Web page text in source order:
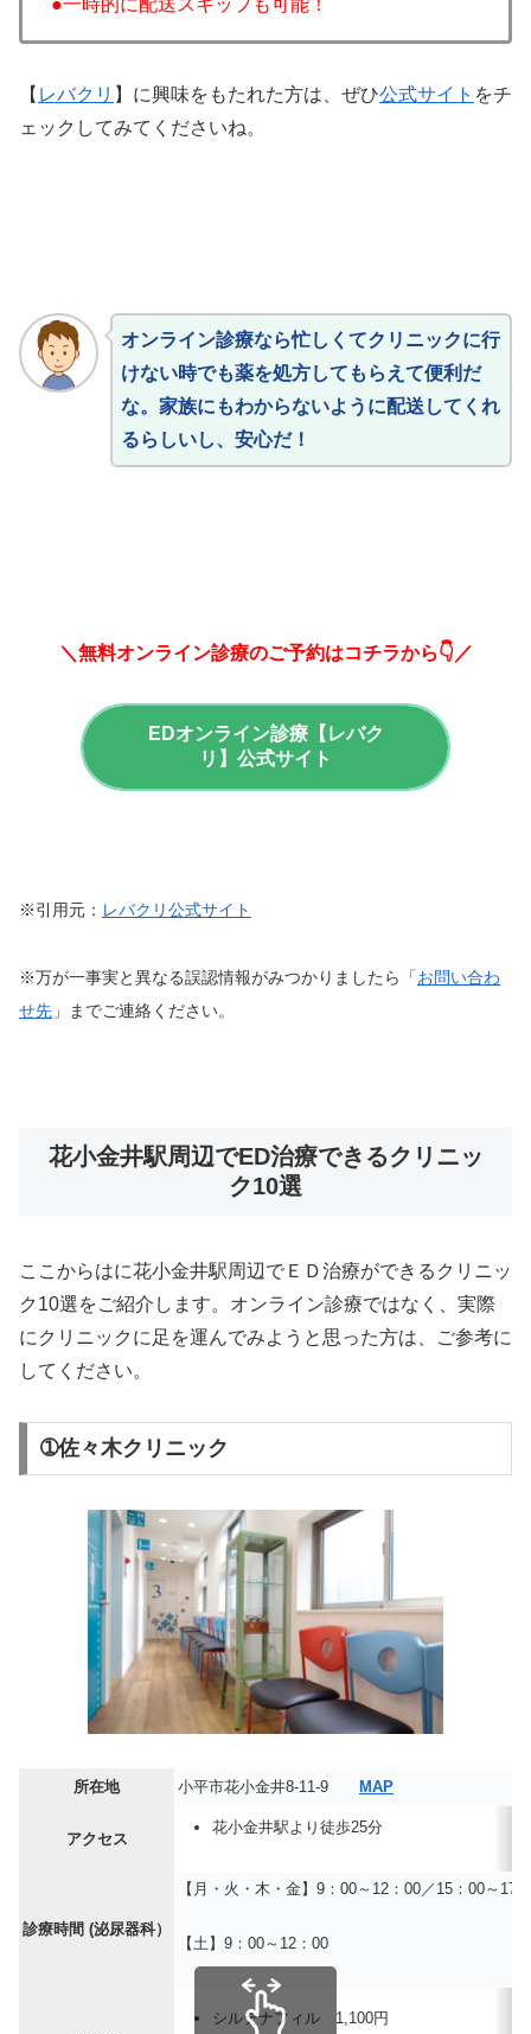
●一時的に配送スキップも可能！
【 レバクリ 】に興味をもたれた方は、ぜひ公式サイト をチ
ェックしてみてくださいね。
オンライン診療なら忙しくてクリニックに行
けない時でも薬を処方してもらえて便利だ
な。家族にもわからないように配送してくれ
るらしいし、安心だ！
＼無料オンライン診療のご予約はコチラから👇／
EDオンライン診療【レバク
リ】公式サイト
※引用元： レバクリ公式サイト
※万が一事実と異なる誤認情報がみつかりましたら「お問い合わ
せ先 」までご連絡ください。
花小金井駅周辺でED治療できるクリニッ
ク10選
ここからはに花小金井駅周辺でＥＤ治療ができるクリニッ
ク10選をご紹介します。オンライン診療ではなく、実際
にクリニックに足を運んでみようと思った方は、ご参考に
してください。
➀佐々木クリニック
所在地 小平市花小金井8-11-9 MAP
アクセス
花小金井駅より徒歩25分
診療時間 (泌尿器科）
【月・火・木・金】9：00～12：00／15：00～17
【土】9：00～12：00
シルデナフィル 1,100円